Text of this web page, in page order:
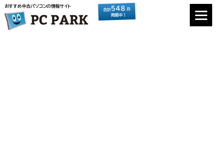
おすすめ中古パソコンの情報サイト
合計548 台
掲載中！